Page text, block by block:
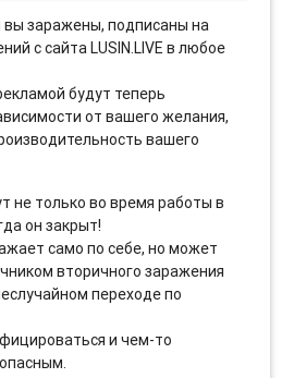
вы заражены, подписаны на
с сайта LUSIN.LIVE в любое
будут теперь
от вашего желания,
вашего
не только во время работы в
он закрыт!
само по себе, но может
вторичного заражения
переходе по
и чем-то